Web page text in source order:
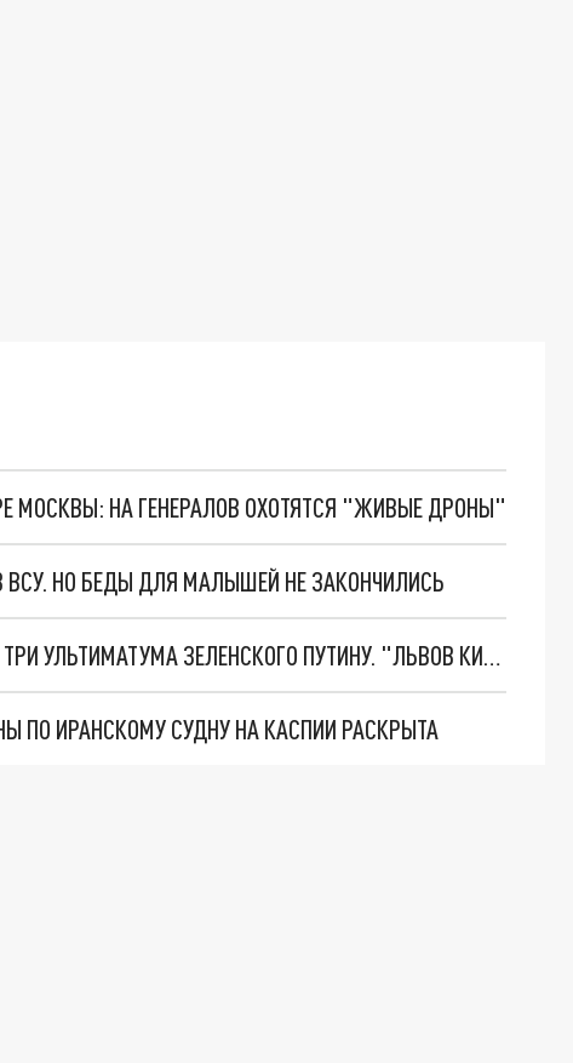
МОСКВЫ: НА ГЕНЕРАЛОВ ОХОТЯТСЯ "ЖИВЫЕ ДРОНЫ"
НО БЕДЫ ДЛЯ МАЛЫШЕЙ НЕ ЗАКОНЧИЛИСЬ
НОВОЕ МАСШТАБНЕЙШЕЕ НАСТУПЛЕНИЕ. ТРИ УЛЬТИМАТУМА ЗЕЛЕНСКОГО ПУТИНУ. "ЛЬВОВ КИМА" ПОСТАВЯТ НА ПВО? ГЛОБАЛЬНЫЙ ПРОРЫВ ПОД ЗАПОРОЖЬЕМ
ПО ИРАНСКОМУ СУДНУ НА КАСПИИ РАСКРЫТА